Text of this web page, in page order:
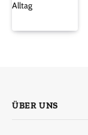
ÜBER UNS